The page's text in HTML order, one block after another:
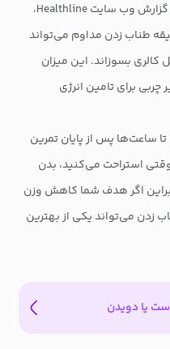
محسوب می‌شود؟ پاسخ، بله است. به گزارش وب سایت Healthline،
نشان داده‌اند که تنها ۱۰ دقیقه طناب زدن مداوم می‌تواند
کالری بسوزاند. این میزان
برای تامین انرژی
ساعت‌ها پس از پایان تمرین
استراحت می‌کنید، بدن
اگر هدف شما کاهش وزن
زدن می‌تواند یکی از بهترین
یا دویدن